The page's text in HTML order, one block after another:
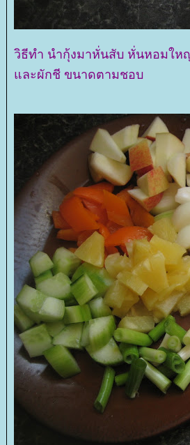
วิธีทำ นำกุ้งมาหั่นสับ หั่นหอมให
ละผักชี ขนาดตามชอบ